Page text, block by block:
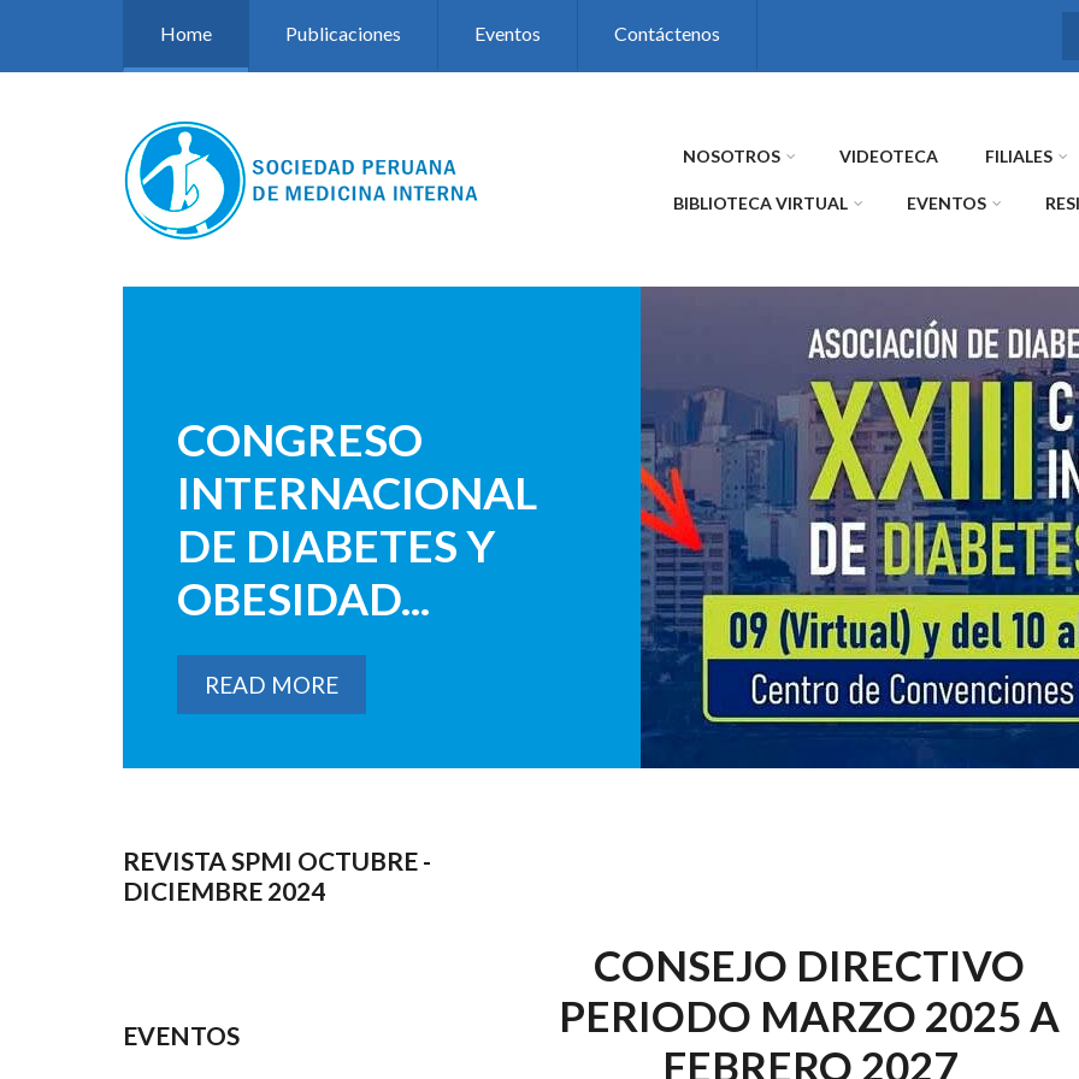
Home Publicaciones Eventos Contáctenos
NOSOTROS VIDEOTECA FILIALES
BIBLIOTECA VIRTUAL EVENTOS
CONGRESO
INTERNACIONAL
DE DIABETES Y
OBESIDAD...
READ MORE
REVISTA SPMI OCTUBRE -
DICIEMBRE 2024
EVENTOS
CONSEJO DIRECTIVO
PERIODO MARZO 2025 A
FEBRERO 2027